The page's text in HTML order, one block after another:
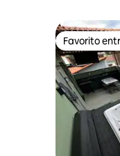
Favorito
Favorito